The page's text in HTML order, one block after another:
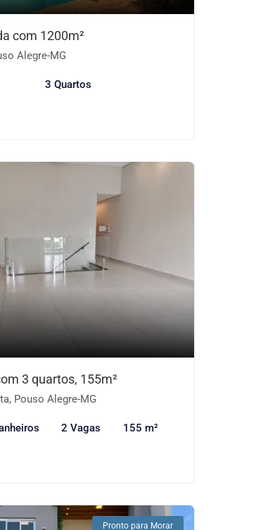
com 1200m²
Alegre-MG
3 Quartos
3 quartos, 155m²
Pouso Alegre-MG
2 Vagas 155 m²
Pronto para Morar